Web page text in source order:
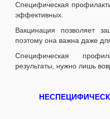
Специфическая
эффективных.
Вакцинация позволяет
поэтому она важна даже
Специфическая
результаты, нужно лишь